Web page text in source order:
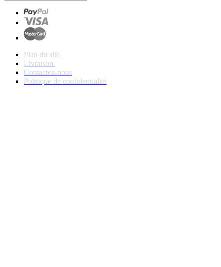
Plan du site
Livraison
Contactez-nous
Politique de confidentialité